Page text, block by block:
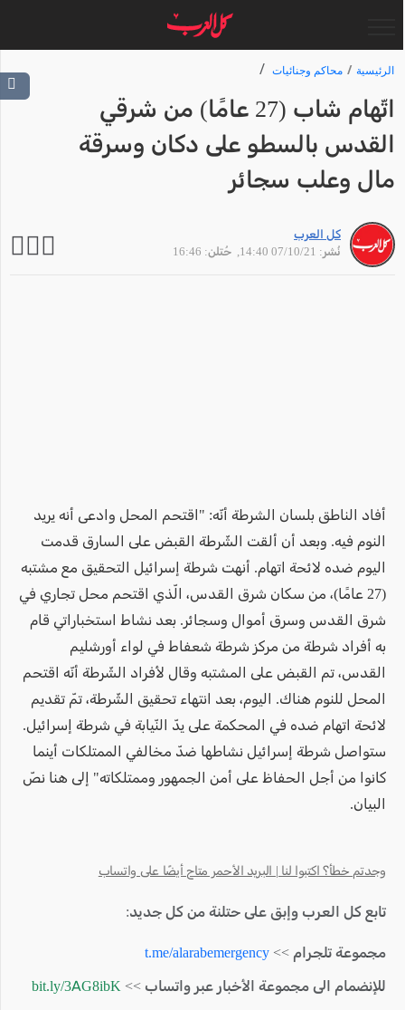
الرئيسية محاكم وجنائيات
اتّهام شاب (27 عامًا) من شرقي
القدس بالسطو على دكان وسرقة
مال وعلب سجائر
كل العرب
نُشر: 07/10/21 14:40
, حُتلن: 16:46
أفاد الناطق بلسان الشرطة أنّه: "اقتحم المحل وادعى أنه يريد
النوم فيه. وبعد أن ألقت الشّرطة القبض على السارق قدمت
اليوم ضده لائحة اتهام. أنهت شرطة إسرائيل التحقيق مع مشتبه
(27 عامًا)، من سكان شرق القدس، الّذي اقتحم محل تجاري في
شرق القدس وسرق أموال وسجائر. بعد نشاط استخباراتي قام
به أفراد شرطة من مركز شرطة شعفاط في لواء أورشليم
القدس، تم القبض على المشتبه وقال لأفراد الشّرطة أنّه اقتحم
المحل للنوم هناك. اليوم، بعد انتهاء تحقيق الشّرطة، تمّ تقديم
لائحة اتهام ضده في المحكمة على يدّ النّيابة في شرطة إسرائيل.
ستواصل شرطة إسرائيل نشاطها ضدّ مخالفي الممتلكات أينما
كانوا من أجل الحفاظ على أمن الجمهور وممتلكاته" إلى هنا نصّ
البيان.
وجدتم خطأ؟ اكتبوا لنا | البريد الأحمر متاح أيضًا على واتساب
تابع كل العرب وإبق على حتلنة من كل جديد:
مجموعة تلجرام >> t.me/alarabemergency
للإنضمام الى مجموعة الأخبار عبر واتساب >> bit.ly/3AG8ibK